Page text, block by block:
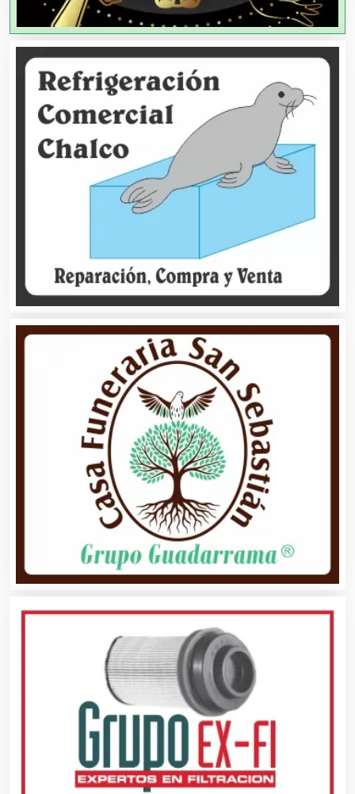
Agricultores
Agricultura y Ganadería
Agua Purificada
Aire Acondicionado
Alarmas
Albercas
Alimentos
Almacenaje
Alquiler de Autos
Alquiler de Equipos para Fiestas
Alquiler de Sillas y Mesas
Alquiler de Trajes de Etiqueta